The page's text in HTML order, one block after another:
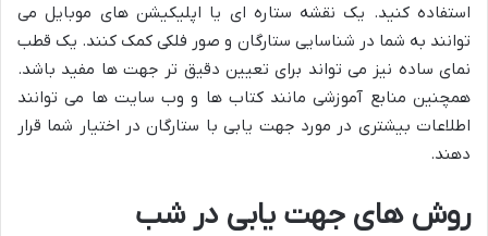
استفاده کنید. یک نقشه ستاره ای یا اپلیکیشن های موبایل می
توانند به شما در شناسایی ستارگان و صور فلکی کمک کنند. یک قطب
نمای ساده نیز می تواند برای تعیین دقیق تر جهت ها مفید باشد.
همچنین منابع آموزشی مانند کتاب ها و وب سایت ها می توانند
اطلاعات بیشتری در مورد جهت یابی با ستارگان در اختیار شما قرار
دهند.
روش های جهت یابی در شب